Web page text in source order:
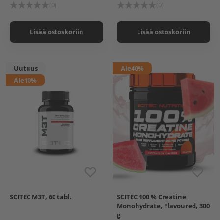
Lisää ostoskoriin Lisää ostoskoriin
Uutuus
Ale10%
SCITEC M3T, 60 tabl.
Strawberry - Green Tea
Mint Lime
Ale40%
SCITEC 100 % Creatine
Monohydrate, Flavoured, 300
g